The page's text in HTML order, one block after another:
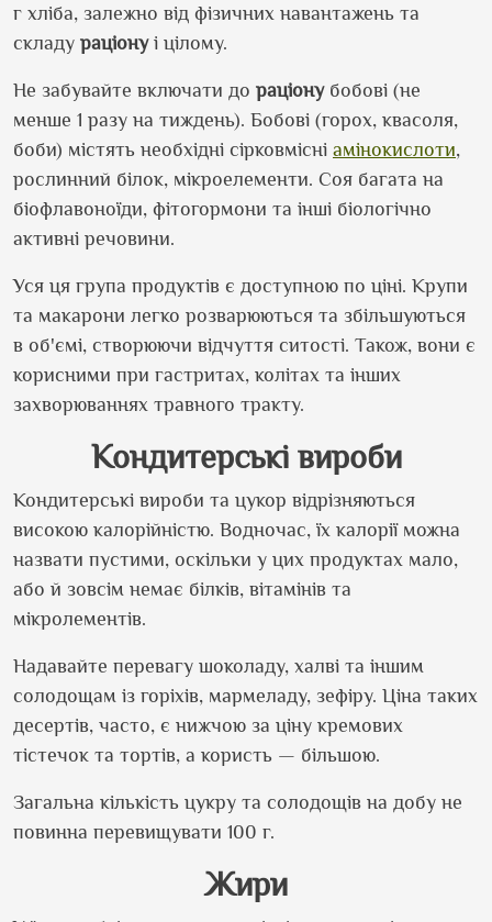
г хліба, залежно від фізичних навантажень та
складу раціонуі цілому.
Не забувайте включати до раціонубобові (не
менше 1 разу на тиждень). Бобові (горох, квасоля,
боби) містять необхідні сірковмісні амінокислоти,
рослинний білок, мікроелементи. Соя багата на
біофлавоноїди, фітогормони та інші біологічно
активні речовини.
Уся ця група продуктів є доступною по ціні. Крупи
та макарони легко розварюються та збільшуються
в об'ємі, створюючи відчуття ситості. Також, вони є
корисними при гастритах, колітах та інших
захворюваннях травного тракту.
Кондитерські вироби
Кондитерські вироби та цукор відрізняються
високою калорійністю. Водночас, їх калорії можна
назвати пустими, оскільки у цих продуктах мало,
або й зовсім немає білків, вітамінів та
мікролементів.
Надавайте перевагу шоколаду, халві та іншим
солодощам із горіхів, мармеладу, зефіру. Ціна таких
десертів, часто, є нижчою за ціну кремових
тістечок та тортів, а користь — більшою.
Загальна кількість цукру та солодощів на добу не
повинна перевищувати 100 г.
Жири